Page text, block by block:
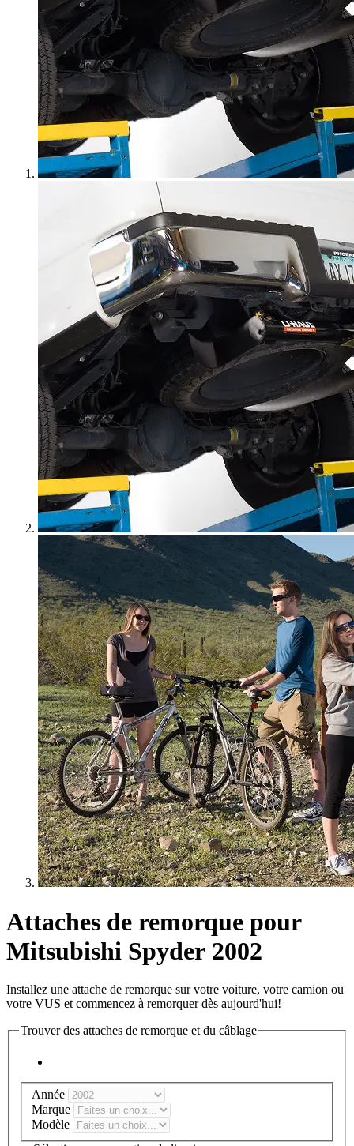
Attaches de remorque pour
Mitsubishi Spyder 2002
Installez une attache de remorque sur votre voiture, votre camion ou
votre VUS et commencez à remorquer dès aujourd'hui!
Trouver des attaches de remorque et du câblage
Année
Marque
Modèle